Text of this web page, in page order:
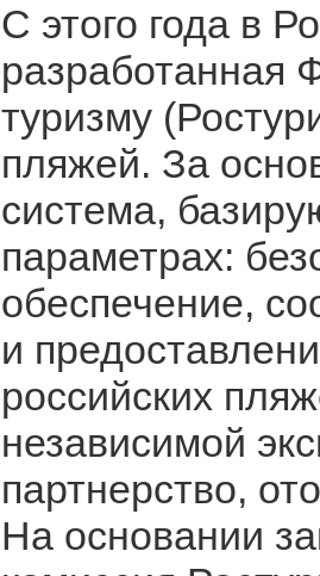
С этого года в
разработанная
туризму
пляжей. За
система,
параметрах:
обеспечение,
и
российских
независимой
партнерство,
На основании